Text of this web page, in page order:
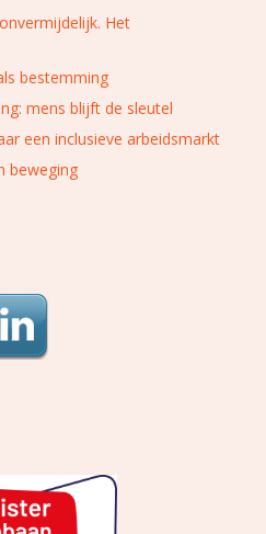
Het
bestemming
mens blijft de sleutel
een inclusieve arbeidsmarkt
beweging